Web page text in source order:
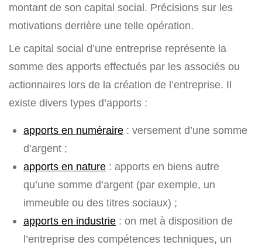
montant de son capital social. Précisions sur les
motivations derrière une telle opération.
Le capital social d’une entreprise représente la
somme des apports effectués par les associés ou
actionnaires lors de la création de l’entreprise. Il
existe divers types d’apports :
apports en numéraire : versement d’une somme
d’argent ;
apports en nature : apports en biens autre
qu’une somme d’argent (par exemple, un
immeuble ou des titres sociaux) ;
apports en industrie : on met à disposition de
l’entreprise des compétences techniques, un